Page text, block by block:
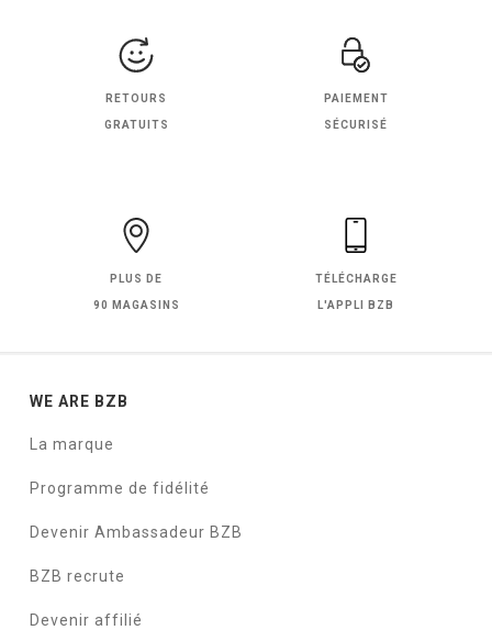
RETOURS
GRATUITS
PAIEMENT
SÉCURISÉ
PLUS DE
90 MAGASINS
TÉLÉCHARGE
L'APPLI BZB
WE ARE BZB
La marque
Programme de fidélité
Devenir Ambassadeur BZB
BZB recrute
Devenir affilié